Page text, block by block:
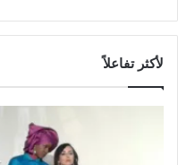
لأكثر تفاعلاً